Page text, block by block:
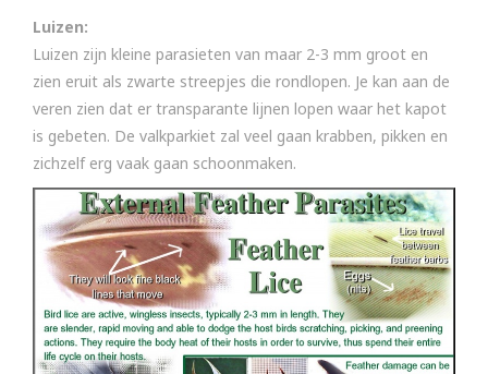
Luizen:
Luizen zijn kleine parasieten van maar 2-3 mm groot en
zien eruit als zwarte streepjes die rondlopen. Je kan aan de
veren zien dat er transparante lijnen lopen waar het kapot
is gebeten. De valkparkiet zal veel gaan krabben, pikken en
zichzelf erg vaak gaan schoonmaken.